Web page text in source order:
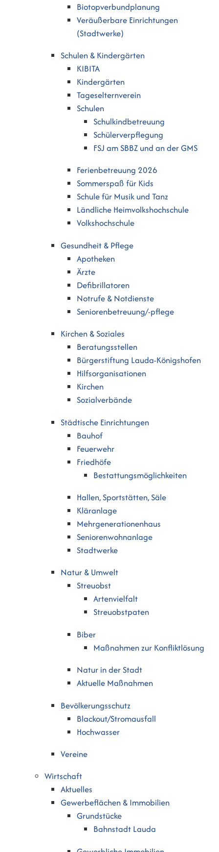
Biotopverbundplanung
Veräußerbare Einrichtungen
(Stadtwerke)
Schulen & Kindergärten
KIBITA
Kindergärten
Tageselternverein
Schulen
Schulkindbetreuung
Schülerverpflegung
FSJ am SBBZ und an der GMS
Ferienbetreuung 2026
Sommerspaß für Kids
Schule für Musik und Tanz
Ländliche Heimvolkshochschule
Volkshochschule
Gesundheit & Pflege
Apotheken
Ärzte
Defibrillatoren
Notrufe & Notdienste
Seniorenbetreuung/-pflege
Kirchen & Soziales
Beratungsstellen
Bürgerstiftung Lauda-Königshofen
Hilfsorganisationen
Kirchen
Sozialverbände
Städtische Einrichtungen
Bauhof
Feuerwehr
Friedhöfe
Bestattungsmöglichkeiten
Hallen, Sportstätten, Säle
Kläranlage
Mehrgenerationenhaus
Seniorenwohnanlage
Stadtwerke
Natur & Umwelt
Streuobst
Artenvielfalt
Streuobstpaten
Biber
Maßnahmen zur Konfliktlösung
Natur in der Stadt
Aktuelle Maßnahmen
Bevölkerungsschutz
Blackout/Stromausfall
Hochwasser
Vereine
Wirtschaft
Aktuelles
Gewerbeflächen & Immobilien
Grundstücke
Bahnstadt Lauda